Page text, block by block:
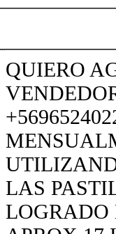
QUIERO
LAS
LOGRADO